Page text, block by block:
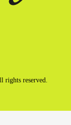
reserved.